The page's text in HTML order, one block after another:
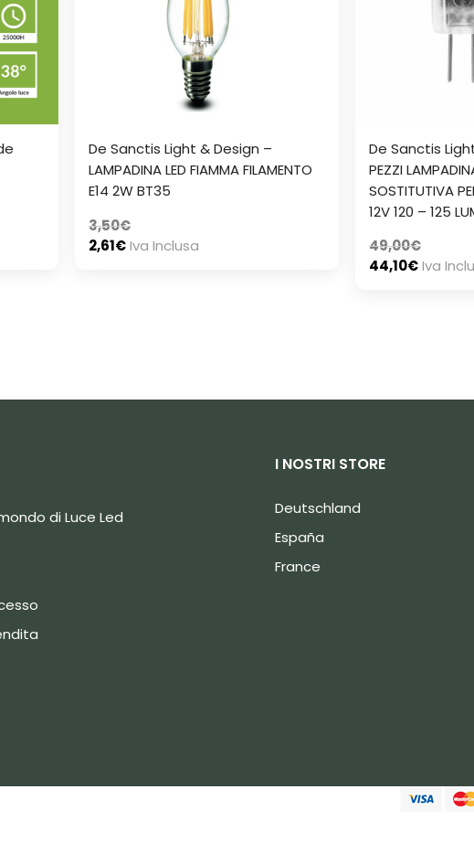
De Sanctis Light & Design –
LAMPADINA LED FIAMMA FILAMENTO
E14 2W BT35
3,50€
2,61€Iva Inclusa
De Sanctis
PEZZI
SOSTITUTIVA
12V 120 – 125
49,00€
44,10€Iva
di Luce Led
I NOSTRI STORE
Deutschland
España
France